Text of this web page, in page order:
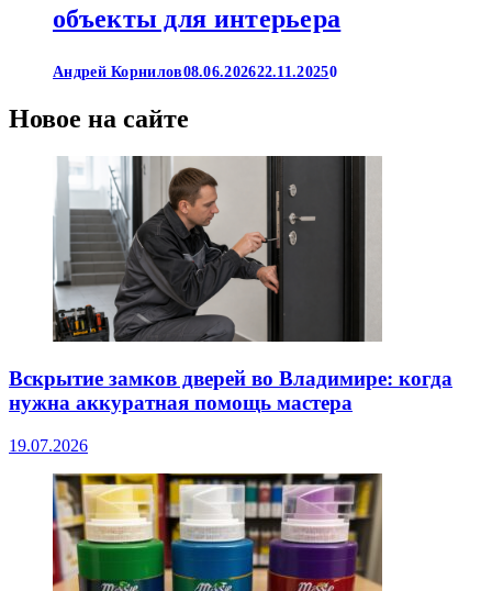
объекты для интерьера
Андрей Корнилов08.06.202622.11.20250
Новое на сайте
Вскрытие замков дверей во Владимире: когда
нужна аккуратная помощь мастера
19.07.2026